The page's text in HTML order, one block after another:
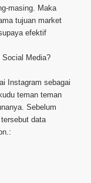
masing. Maka
tujuan market
efektif
Social Media?
Instagram sebagai
teman teman
Sebelum
data